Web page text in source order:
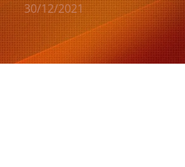
30/12/2021